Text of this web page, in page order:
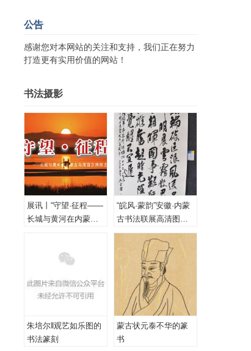
公告
感谢您对本网站的关注和支持，我们正在努力
打造更有实用价值的网站！
书法摄影
展讯丨“守望·征程——
长城与黄河在内蒙古
“皖风·蒙韵”安徽·内蒙
古书法联展高清图
（一、特邀作品）
朱培尔‖观艺如乐图的
书法篆刻
蒙古状元泰不华的篆
书